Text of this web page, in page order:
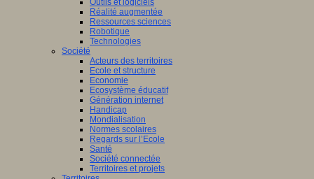
Outils et logiciels
Réalité augmentée
Ressources sciences
Robotique
Technologies
Société
Acteurs des territoires
Ecole et structure
Economie
Ecosystème éducatif
Génération internet
Handicap
Mondialisation
Normes scolaires
Regards sur l’Ecole
Santé
Société connectée
Territoires et projets